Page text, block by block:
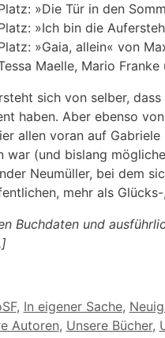
»Die Tür in den
»Ich bin die
»Gaia, allein« von
Maelle, Mario
sich von selber,
haben. Aber ebenso
allen voran auf
war (und bislang
Neumüller, bei dem
mehr als
Buchdaten und
, In eigener Sache,
Autoren, Unsere Bücher,